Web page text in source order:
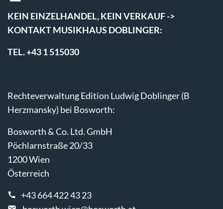
KEIN EINZELHANDEL, KEIN VERKAUF ->
KONTAKT MUSIKHAUS DOBLINGER:
TEL. +43 1 515030
Rechteverwaltung Edition Ludwig Doblinger (B
Herzmansky) bei Bosworth:
Bosworth & Co. Ltd. GmbH
Pöchlarnstraße 20/33
1200 Wien
Österreich
+43 664 422 43 23